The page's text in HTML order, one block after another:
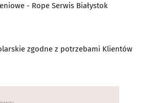
cyfrowa, naziemna
- Rope Serwis Białystok
zgodne z potrzebami Klientów